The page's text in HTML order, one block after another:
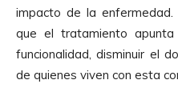
impacto de la enfermedad.
que el tratamiento
funcionalidad, disminuir el
de quienes viven con esta